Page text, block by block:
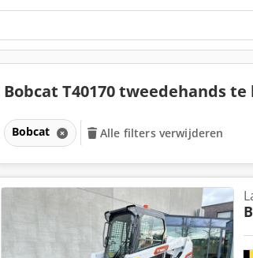
Bobcat T40170 tweedehands te
Bobcat Alle filters verwijderen